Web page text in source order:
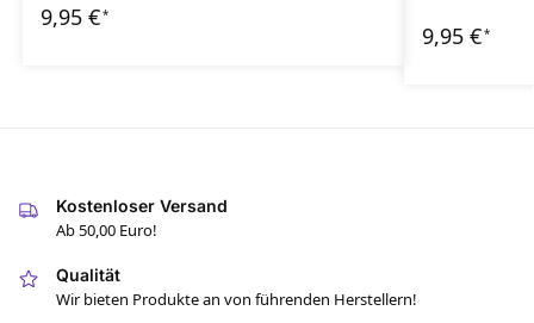
9,95 €*
9,95 €*
Kostenloser Versand
Ab 50,00 Euro!
Qualität
Wir bieten Produkte an von führenden Herstellern!